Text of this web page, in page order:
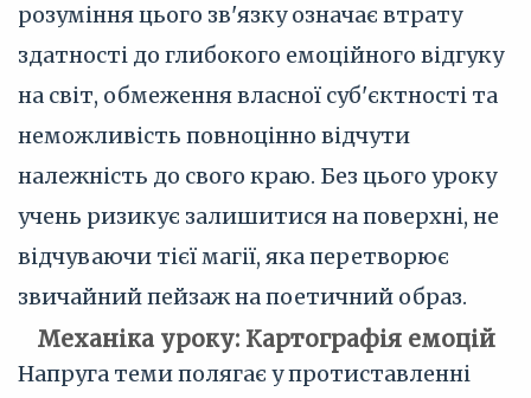
розуміння цього зв'язку означає втрату
здатності до глибокого емоційного відгуку
на світ, обмеження власної суб'єктності та
неможливість повноцінно відчути
належність до свого краю. Без цього уроку
учень ризикує залишитися на поверхні, не
відчуваючи тієї магії, яка перетворює
звичайний пейзаж на поетичний образ.
Механіка уроку: Картографія емоцій
Напруга теми полягає у протиставленні